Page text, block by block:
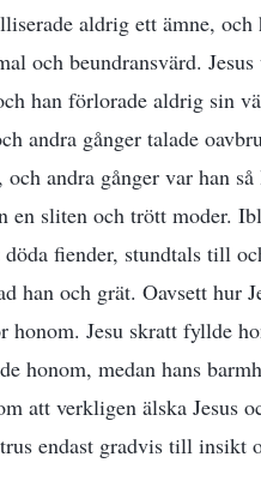
aldrig ett ämne,
och beundransvärd.
han förlorade aldrig sin
andra gånger talade
andra gånger var han
en sliten och trött moder.
fiender, stundtals till
han och grät. Oavsett hur
honom. Jesu skratt fyllde
honom, medan hans
att verkligen älska Jesus
endast gradvis till insikt